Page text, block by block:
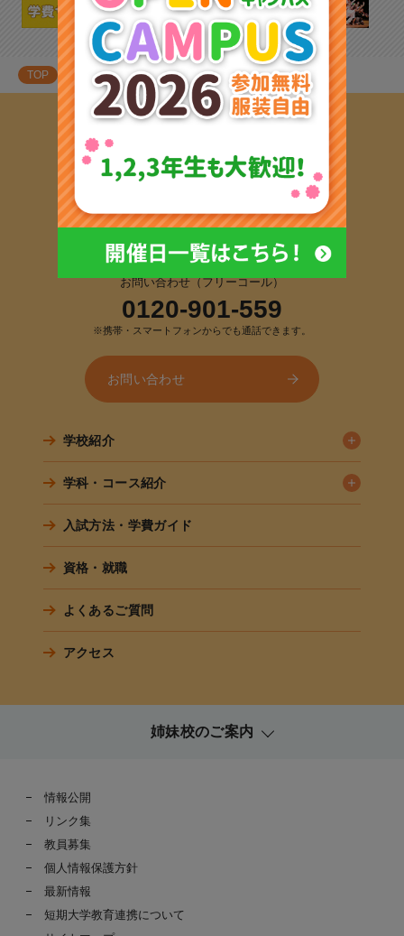
TOP 資格・就職
TEL:042-540-1355
FAX:042-540-1356
お問い合わせ（フリーコール）
0120-901-559
※携帯・スマートフォンからでも通話できます。
お問い合わせ
学校紹介
学科・コース紹介
入試方法・学費ガイド
資格・就職
よくあるご質問
アクセス
姉妹校のご案内
情報公開
リンク集
教員募集
個人情報保護方針
最新情報
短期大学教育連携について